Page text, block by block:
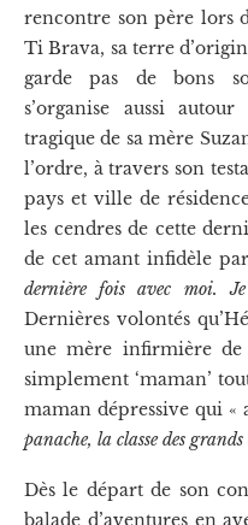
rencontre son père lors
Ti Brava, sa terre
garde pas de bons
s’organise aussi
tragique de sa mère
l’ordre, à travers son
pays et ville de
les cendres de cette
de cet amant infidèle
dernière fois avec moi.
Dernières volontés
une mère infirmière de
simplement ‘maman’
maman dépressive qui «
panache, la classe des grands
Dès le départ de son
balade d’aventures en